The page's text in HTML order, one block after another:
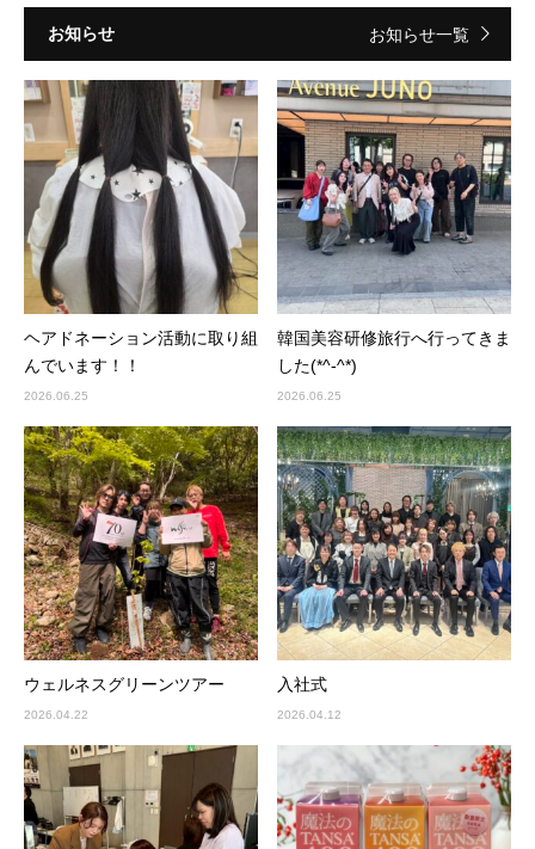
お知らせ お知らせ一覧
ヘアドネーション活動に取り組
んでいます！！
2026.06.25
韓国美容研修旅行へ行ってきま
した(*^-^*)
2026.06.25
ウェルネスグリーンツアー
2026.04.22
入社式
2026.04.12